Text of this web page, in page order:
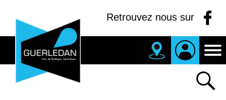
Retrouvez nous sur